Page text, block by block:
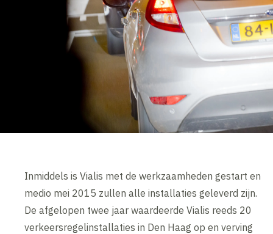
Inmiddels is Vialis met de werkzaamheden gestart en
medio mei 2015 zullen alle installaties geleverd zijn.
De afgelopen twee jaar waardeerde Vialis reeds 20
verkeersregelinstallaties in Den Haag op en verving